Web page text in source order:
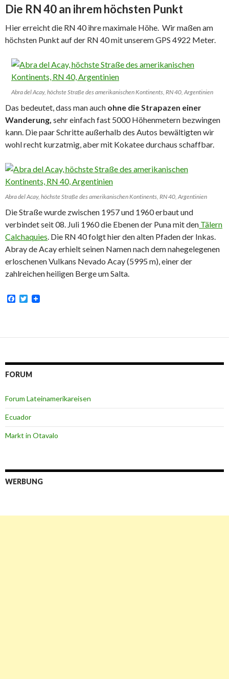
Die RN 40 an ihrem höchsten Punkt
Hier erreicht die RN 40 ihre maximale Höhe. Wir maßen am
höchsten Punkt auf der RN 40 mit unserem GPS 4922 Meter.
Abra del Acay, höchste Straße des amerikanischen Kontinents, RN 40, Argentinien
Das bedeutet, dass man auch ohne die Strapazen einer
Wanderung, sehr einfach fast 5000 Höhenmetern bezwingen
kann. Die paar Schritte außerhalb des Autos bewältigten wir
wohl recht kurzatmig, aber mit Kokatee durchaus schaffbar.
Abra del Acay, höchste Straße des amerikanischen Kontinents, RN 40, Argentinien
Die Straße wurde zwischen 1957 und 1960 erbaut und
verbindet seit 08. Juli 1960 die Ebenen der Puna mit den Tälern
Calchaquies . Die RN 40 folgt hier den alten Pfaden der Inkas.
Abray de Acay erhielt seinen Namen nach dem nahegelegenen
erloschenen Vulkans Nevado Acay (5995 m), einer der
zahlreichen heiligen Berge um Salta.
F
o
T
e
FORUM
Forum Lateinamerikareisen
Ecuador
Markt in Otavalo
WERBUNG